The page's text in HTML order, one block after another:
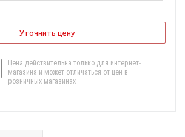
Уточнить цену
Цена действительна только для интернет-
магазина и может отличаться от цен в
розничных магазинах